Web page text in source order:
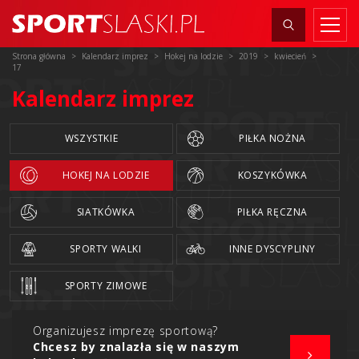
Strona główna Kalendarz imprez Hokej na lodzie 2019
kwiecień
17
Kalendarz imprez
WSZYSTKIE PIŁKA NOŻNA
HOKEJ NA LODZIE KOSZYKÓWKA
SIATKÓWKA PIŁKA RĘCZNA
SPORTY WALKI INNE DYSCYPLINY
SPORTY ZIMOWE
Organizujesz imprezę sportową?
Chcesz by znalazła się w naszym